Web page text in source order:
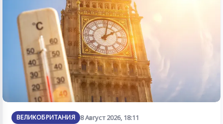
ВЕЛИКОБРИТАНИЯ 8 Август 2026, 18:11